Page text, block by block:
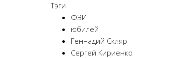
Тэги
ФЭИ
юбилей
Геннадий Скляр
Сергей Кириенко